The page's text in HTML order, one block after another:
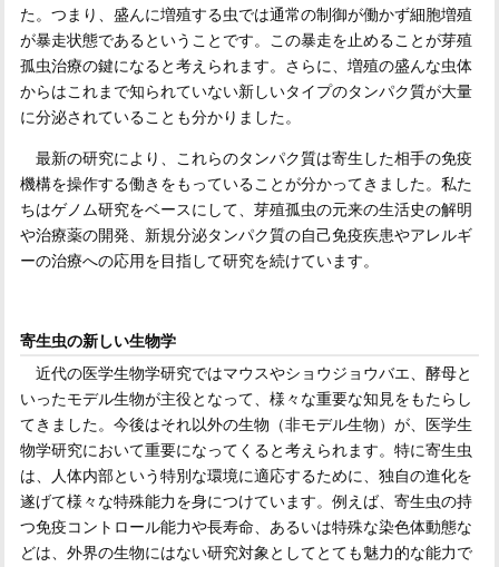
た。つまり、盛んに増殖する虫では通常の制御が働かず細胞増殖
が暴走状態であるということです。この暴走を止めることが芽殖
孤虫治療の鍵になると考えられます。さらに、増殖の盛んな虫体
からはこれまで知られていない新しいタイプのタンパク質が大量
に分泌されていることも分かりました。
最新の研究により、これらのタンパク質は寄生した相手の免疫
機構を操作する働きをもっていることが分かってきました。私た
ちはゲノム研究をベースにして、芽殖孤虫の元来の生活史の解明
や治療薬の開発、新規分泌タンパク質の自己免疫疾患やアレルギ
ーの治療への応用を目指して研究を続けています。
寄生虫の新しい生物学
近代の医学生物学研究ではマウスやショウジョウバエ、酵母と
いったモデル生物が主役となって、様々な重要な知見をもたらし
てきました。今後はそれ以外の生物（非モデル生物）が、医学生
物学研究において重要になってくると考えられます。特に寄生虫
は、人体内部という特別な環境に適応するために、独自の進化を
遂げて様々な特殊能力を身につけています。例えば、寄生虫の持
つ免疫コントロール能力や長寿命、あるいは特殊な染色体動態な
どは、外界の生物にはない研究対象としてとても魅力的な能力で